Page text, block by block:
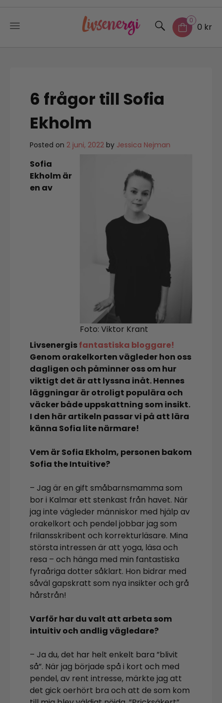
0
0 kr
6 frågor till Sofia
Ekholm
Posted on 2 juni, 2022 by Jessica Nejman
Foto: Viktor Krant
Sofia
Ekholm är
en av
Livsenergisfantastiska bloggare!
Genom orakelkorten vägleder hon oss
dagligen och påminner oss om hur
viktigt det är att lyssna inåt. Hennes
läggningar är otroligt populära och
väcker både uppskattning som insikt.
I den här artikeln passar vi på att lära
känna Sofia lite närmare!
Vem är Sofia Ekholm, personen bakom
Sofia the Intuitive?
– Jag är en gift småbarnsmamma som
bor i Kalmar ett stenkast från havet. När
jag inte vägleder människor med hjälp av
orakelkort och pendel jobbar jag som
frilansskribent och korrekturläsare. Mina
största intressen är att yoga, läsa och
resa – och hänga med min fantastiska
fyraåriga dotter såklart. Hon bidrar med
såväl gapskratt som nya insikter och grå
hårstrån!
Varför har du valt att arbeta som
intuitiv och andlig vägledare?
– Ja du, det har helt enkelt bara ”blivit
så”. När jag började spå i kort och med
pendel, av rent intresse, märkte jag att
det gick oerhört bra och att de som kom